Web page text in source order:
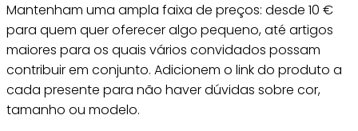
Mantenham uma ampla faixa de preços: desde 10 €
para quem quer oferecer algo pequeno, até artigos
maiores para os quais vários convidados possam
contribuir em conjunto. Adicionem o link do produto a
cada presente para não haver dúvidas sobre cor,
tamanho ou modelo.